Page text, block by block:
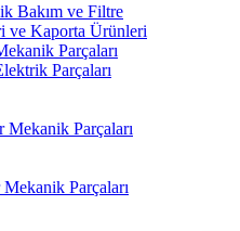
Bakım ve Filtre
ve Kaporta Ürünleri
Parçaları
Parçaları
Parçaları
Parçaları